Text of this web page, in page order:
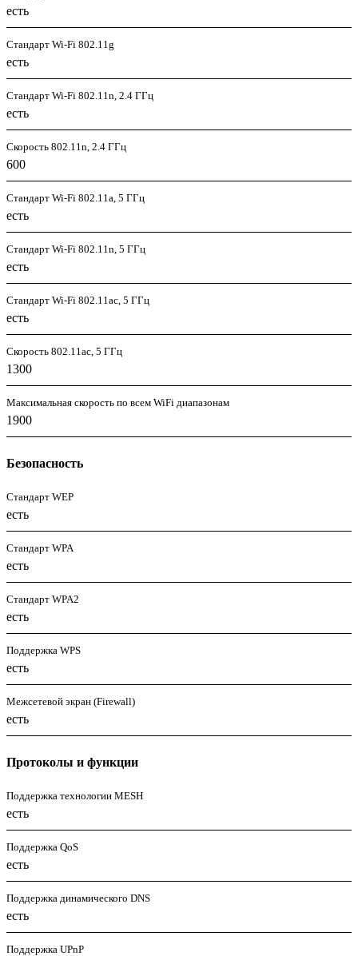
есть
Стандарт Wi-Fi 802.11g
есть
Стандарт Wi-Fi 802.11n, 2.4 ГГц
есть
Скорость 802.11n, 2.4 ГГц
600
Стандарт Wi-Fi 802.11a, 5 ГГц
есть
Стандарт Wi-Fi 802.11n, 5 ГГц
есть
Стандарт Wi-Fi 802.11ac, 5 ГГц
есть
Скорость 802.11ac, 5 ГГц
1300
Максимальная скорость по всем WiFi диапазонам
1900
Безопасность
Стандарт WEP
есть
Стандарт WPA
есть
Стандарт WPA2
есть
Поддержка WPS
есть
Межсетевой экран (Firewall)
есть
Протоколы и функции
Поддержка технологии MESH
есть
Поддержка QoS
есть
Поддержка динамического DNS
есть
Поддержка UPnP